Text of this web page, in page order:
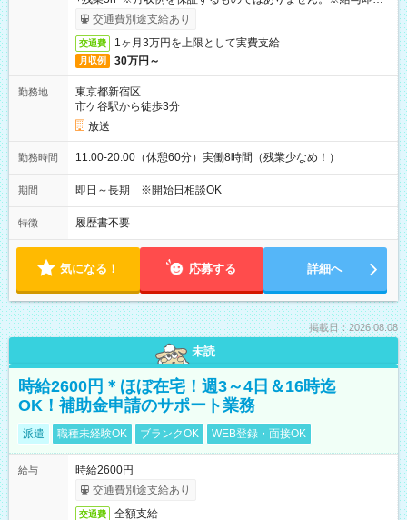
取りサービス利用可（利用条件有）
交通費別途支給あり
交通費 1ヶ月3万円を上限として実費支給
月収例 30万円～
勤務地
東京都新宿区
市ケ谷駅から徒歩3分
放送
勤務時間 11:00-20:00（休憩60分）実働8時間（残業少なめ！）
期間 即日～長期 ※開始日相談OK
特徴 履歴書不要
気になる！ 応募する 詳細へ
掲載日：2026.08.08
未読
時給2600円＊ほぼ在宅！週3～4日＆16時迄
OK！補助金申請のサポート業務
派遣 職種未経験OK ブランクOK WEB登録・面接OK
給与
時給2600円
交通費別途支給あり
交通費 全額支給